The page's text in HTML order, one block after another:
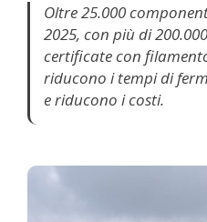
Oltre 25.000
2025, con più di
certificate con
riducono i tempi di
e riducono i costi.